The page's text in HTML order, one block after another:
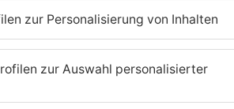
Museum wird von der
zur Sonderausstellung
sie nicht, die Geschichten von
zu tun? Die Gästeführerin